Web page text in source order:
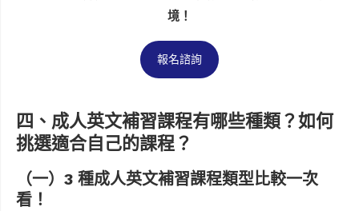
境！
報名諮詢
四、成人英文補習課程有哪些種類？如何
挑選適合自己的課程？
（一）3 種成人英文補習課程類型比較一次
看！